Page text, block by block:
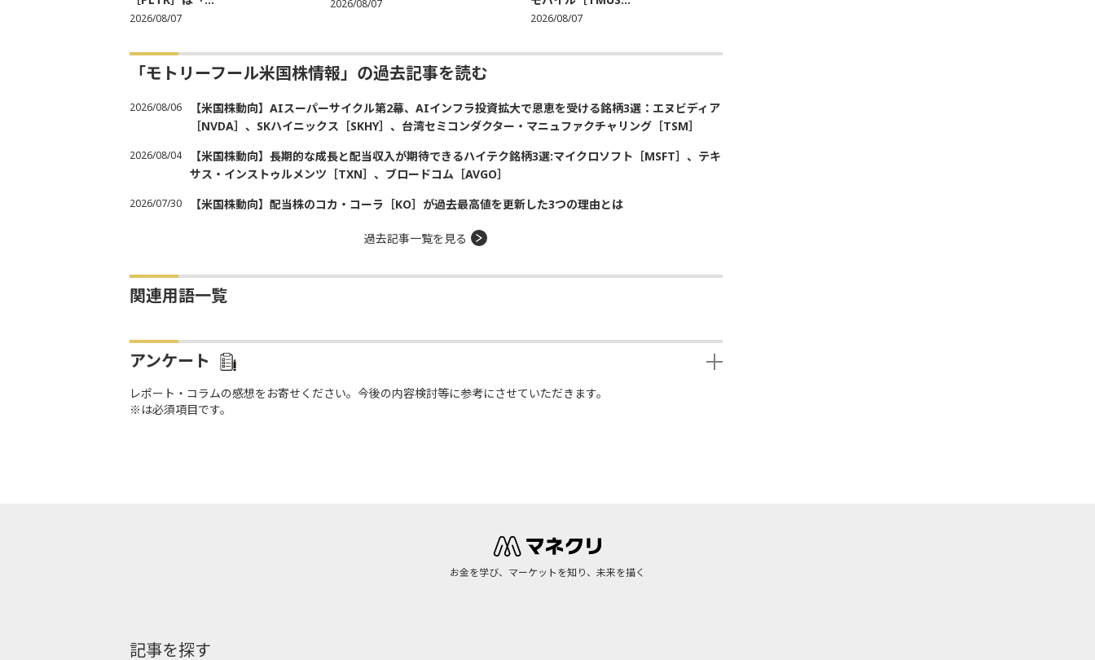
2026/08/07
2026/08/07
2026/08/07
「モトリーフール米国株情報」の過去記事を読む
2026/08/06
【米国株動向】AIスーパーサイクル第2幕、AIインフラ投資拡大で恩恵を受ける銘柄3選：エヌビディア
［NVDA］、SKハイニックス［SKHY］、台湾セミコンダクター・マニュファクチャリング［TSM］
2026/08/04
【米国株動向】長期的な成長と配当収入が期待できるハイテク銘柄3選:マイクロソフト［MSFT］、テキ
サス・インストゥルメンツ［TXN］、ブロードコム［AVGO］
2026/07/30 【米国株動向】配当株のコカ・コーラ［KO］が過去最高値を更新した3つの理由とは
過去記事一覧を見る
関連用語一覧
アンケート
レポート・コラムの感想をお寄せください。今後の内容検討等に参考にさせていただきます。
※は必須項目です。
お金を学び、マーケットを知り、未来を描く
記事を探す